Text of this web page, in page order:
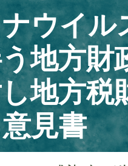
ウイル
地方財
地方税
見書